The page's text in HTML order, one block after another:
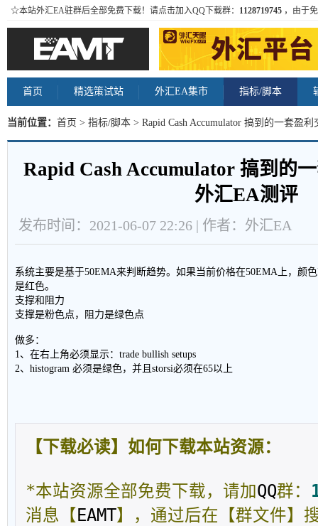
☆本站外汇EA驻群后全部免费下载！请点击加入QQ下载群： 1128719745 ，由于
首页 精选策试站 外汇EA集市 指标/脚本
当前位置： 首页 > 指标/脚本 > Rapid Cash Accumulator 搞到的一套盈
Rapid Cash Accumulator 搞到的
外汇EA测评
发布时间：2021-06-07 22:26 | 作者：外汇EA
系统主要是基于50EMA来判断趋势。如果当前价格在50EMA上，颜
是红色。
支撑和阻力
支撑是粉色点，阻力是绿色点
做多：
1、在右上角必须显示：trade bullish setups
2、histogram 必须是绿色，并且storsi必须在65以上
【下载必读】如何下载本站资源：
*本站资源全部免费下载，请加QQ群：
消息【 EAMT】，通过后在【群文件】